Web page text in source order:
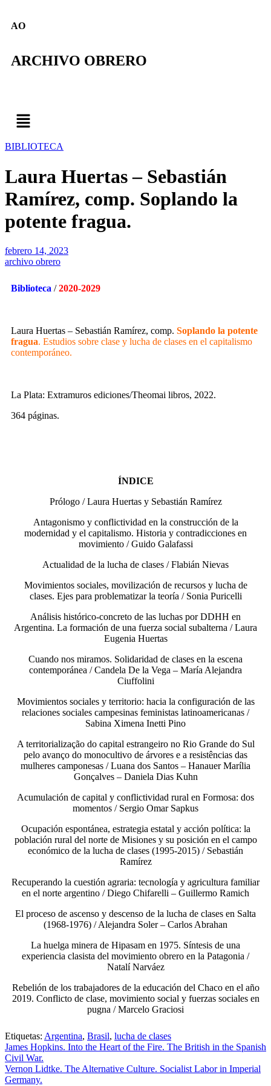
AO
ARCHIVO OBRERO
BIBLIOTECA
Laura Huertas – Sebastián
Ramírez, comp. Soplando la
potente fragua.
febrero 14, 2023
archivo obrero
Biblioteca /2020-2029
Laura Huertas – Sebastián Ramírez, comp. Soplando la potente
fragua. Estudios sobre clase y lucha de clases en el capitalismo
contemporáneo.
La Plata: Extramuros ediciones/Theomai libros, 2022.
364 páginas.
ÍNDICE
Prólogo / Laura Huertas y Sebastián Ramírez
Antagonismo y conflictividad en la construcción de la
modernidad y el capitalismo. Historia y contradicciones en
movimiento / Guido Galafassi
Actualidad de la lucha de clases / Flabián Nievas
Movimientos sociales, movilización de recursos y lucha de
clases. Ejes para problematizar la teoría / Sonia Puricelli
Análisis histórico-concreto de las luchas por DDHH en
Argentina. La formación de una fuerza social subalterna / Laura
Eugenia Huertas
Cuando nos miramos. Solidaridad de clases en la escena
contemporánea / Candela De la Vega – María Alejandra
Ciuffolini
Movimientos sociales y territorio: hacia la configuración de las
relaciones sociales campesinas feministas latinoamericanas /
Sabina Ximena Inetti Pino
A territorialização do capital estrangeiro no Rio Grande do Sul
pelo avanço do monocultivo de árvores e a resistências das
mulheres camponesas / Luana dos Santos – Hanauer Marília
Gonçalves – Daniela Dias Kuhn
Acumulación de capital y conflictividad rural en Formosa: dos
momentos / Sergio Omar Sapkus
Ocupación espontánea, estrategia estatal y acción política: la
población rural del norte de Misiones y su posición en el campo
económico de la lucha de clases (1995-2015) / Sebastián
Ramírez
Recuperando la cuestión agraria: tecnología y agricultura familiar
en el norte argentino / Diego Chifarelli – Guillermo Ramich
El proceso de ascenso y descenso de la lucha de clases en Salta
(1968-1976) / Alejandra Soler – Carlos Abrahan
La huelga minera de Hipasam en 1975. Síntesis de una
experiencia clasista del movimiento obrero en la Patagonia /
Natalí Narváez
Rebelión de los trabajadores de la educación del Chaco en el año
2019. Conflicto de clase, movimiento social y fuerzas sociales en
pugna / Marcelo Graciosi
Etiquetas: Argentina, Brasil, lucha de clases
James Hopkins. Into the Heart of the Fire. The British in the Spanish
Civil War.
Vernon Lidtke. The Alternative Culture. Socialist Labor in Imperial
Germany.